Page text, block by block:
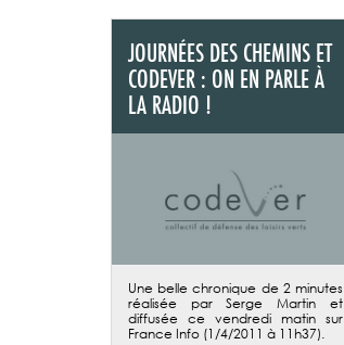
JOURNÉES DES CHEMINS ET
CODEVER : ON EN PARLE À
LA RADIO !
Une belle chronique de 2 minutes
réalisée par Serge Martin et
diffusée ce vendredi matin sur
France Info (1/4/2011 à 11h37).